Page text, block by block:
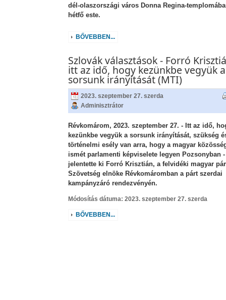
dél-olaszországi város Donna Regina-
hétfő este.
BŐVEBBEN...
Szlovák választások - Forró
itt az idő, hogy kezünkbe vegyük a
sorsunk irányítását (MTI)
2023. szeptember 27. szerda
Adminisztrátor
Révkomárom, 2023. szeptember 27. -Itt az idő,
kezünkbe vegyük a sorsunk irányítását, szükség
történelmi esély van arra, hogy a magyar
ismét parlamenti képviselete legyen Pozsonyban -
jelentette ki Forró Krisztián, a felvidéki magyar
Szövetség elnöke Révkomáromban a párt szerdai
kampányzáró rendezvényén.
Módosítás dátuma: 2023. szeptember 27. szerda
BŐVEBBEN...